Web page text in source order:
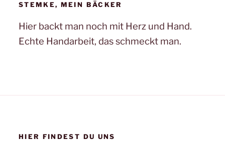
STEMKE, MEIN BÄCKER
Hier backt man noch mit Herz und Hand.
Echte Handarbeit, das schmeckt man.
HIER FINDEST DU UNS